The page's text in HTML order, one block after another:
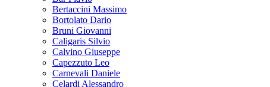
Bertaccini Massimo
Bortolato Dario
Bruni Giovanni
Caligaris Silvio
Calvino Giuseppe
Capezzuto Leo
Carnevali Daniele
Celardi Alessandro